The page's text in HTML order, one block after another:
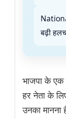
बढ़ी
भाजपा के एक
हर नेता के
उनका